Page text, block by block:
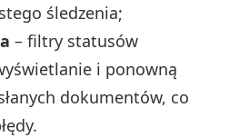
śledzenia;
– filtry statusów
i ponowną
dokumentów, co